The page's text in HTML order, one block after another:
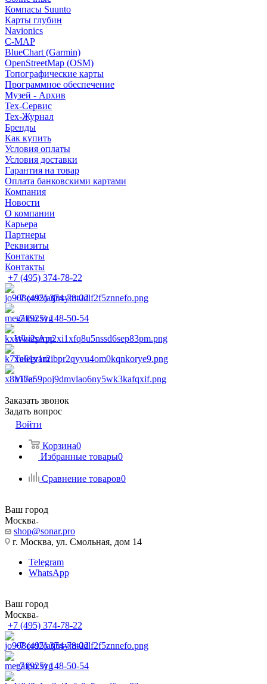
Компасы Suunto
Карты глубин
Navionics
C-MAP
BlueChart (Garmin)
OpenStreetMap (OSM)
Топографические карты
Программное обеспечение
Музей - Архив
Tex-Сервис
Тех-Журнал
Бренды
Как купить
Условия оплаты
Условия доставки
Гарантия на товар
Оплата банковскими картами
Компания
Новости
О компании
Карьера
Партнеры
Реквизиты
Контакты
Контакты
+7 (495) 374-78-22
+7 (495) 374-78-22
+7 (925) 148-50-54
WhatsApp
Telegram
Viber
Заказать звонок
Задать вопрос
Войти
Корзина0
Избранные товары0
Сравнение товаров0
Ваш город
Москва
shop@sonar.pro
г. Москва, ул. Смольная, дом 14
Telegram
WhatsApp
Ваш город
Москва
+7 (495) 374-78-22
+7 (495) 374-78-22
+7 (925) 148-50-54